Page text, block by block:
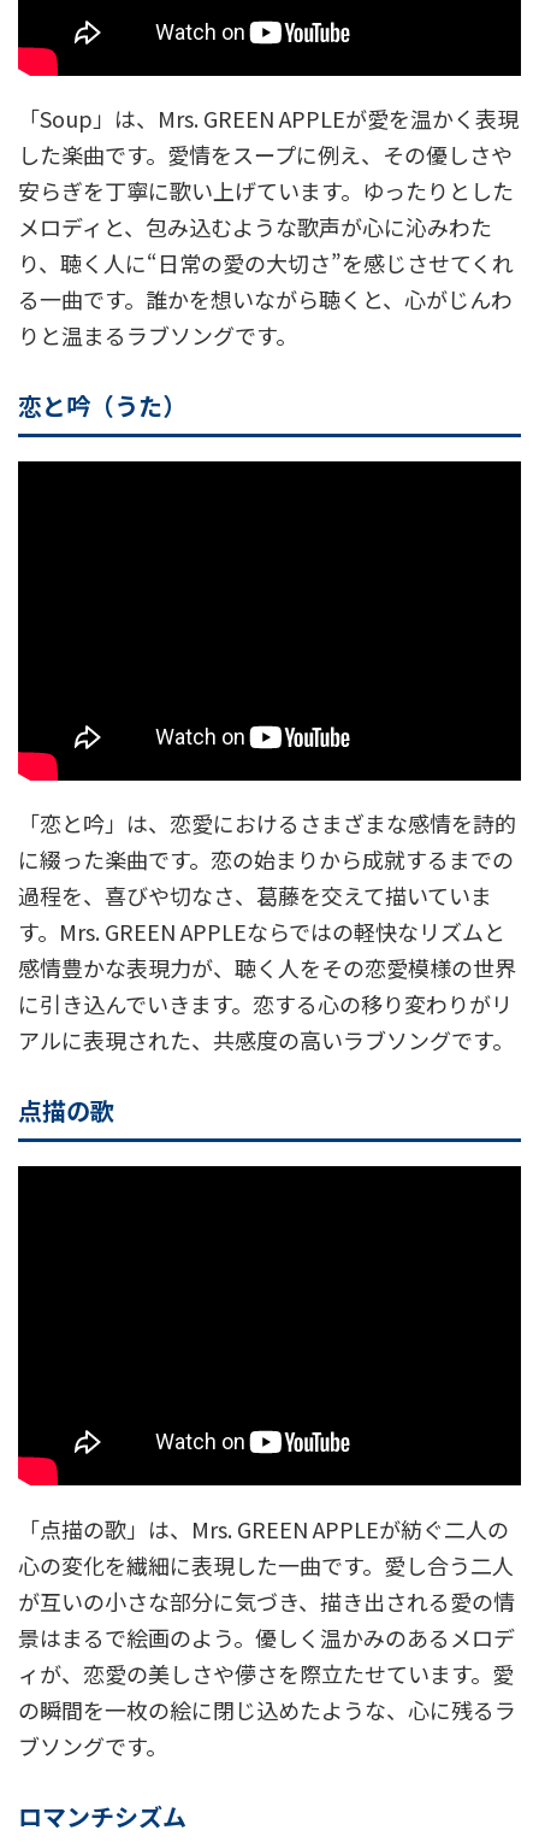
「Soup」は、Mrs. GREEN APPLEが愛を温かく表現
した楽曲です。愛情をスープに例え、その優しさや
安らぎを丁寧に歌い上げています。ゆったりとした
メロディと、包み込むような歌声が心に沁みわた
り、聴く人に“日常の愛の大切さ”を感じさせてくれ
る一曲です。誰かを想いながら聴くと、心がじんわ
りと温まるラブソングです。
恋と吟（うた）
「恋と吟」は、恋愛におけるさまざまな感情を詩的
に綴った楽曲です。恋の始まりから成就するまでの
過程を、喜びや切なさ、葛藤を交えて描いていま
す。Mrs. GREEN APPLEならではの軽快なリズムと
感情豊かな表現力が、聴く人をその恋愛模様の世界
に引き込んでいきます。恋する心の移り変わりがリ
アルに表現された、共感度の高いラブソングです。
点描の歌
「点描の歌」は、Mrs. GREEN APPLEが紡ぐ二人の
心の変化を繊細に表現した一曲です。愛し合う二人
が互いの小さな部分に気づき、描き出される愛の情
景はまるで絵画のよう。優しく温かみのあるメロデ
ィが、恋愛の美しさや儚さを際立たせています。愛
の瞬間を一枚の絵に閉じ込めたような、心に残るラ
ブソングです。
ロマンチシズム